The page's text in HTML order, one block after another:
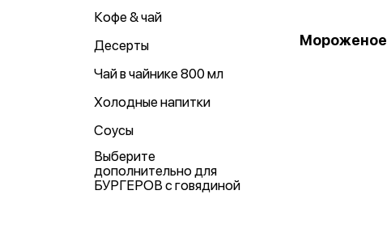
Кофе & чай
Десерты
Чай в чайнике 800 мл
Холодные напитки
Соусы
Выберите
дополнительно для
БУРГЕРОВ с говядиной
Мороженое